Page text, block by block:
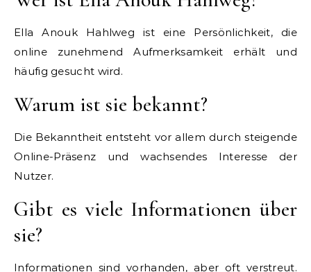
Ella Anouk Hahlweg ist eine Persönlichkeit, die
online zunehmend Aufmerksamkeit erhält und
häufig gesucht wird.
Warum ist sie bekannt?
Die Bekanntheit entsteht vor allem durch steigende
Online-Präsenz und wachsendes Interesse der
Nutzer.
Gibt es viele Informationen über
sie?
Informationen sind vorhanden, aber oft verstreut.